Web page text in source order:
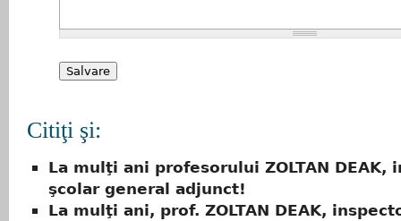
Citiţi şi:
La mulţi ani profesorului ZOLTAN DEAK,
şcolar general adjunct!
La mulţi ani, prof. ZOLTAN DEAK,